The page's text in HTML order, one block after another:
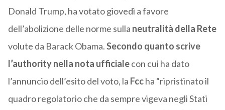
Donald Trump, ha votato giovedì a favore
dell’abolizione delle norme sulla neutralità della Rete
volute da Barack Obama.Secondo quanto scrive
l’authority nella nota ufficialecon cui ha dato
l’annuncio dell’esito del voto, la Fccha “ripristinato il
quadro regolatorio che da sempre vigeva negli Stati